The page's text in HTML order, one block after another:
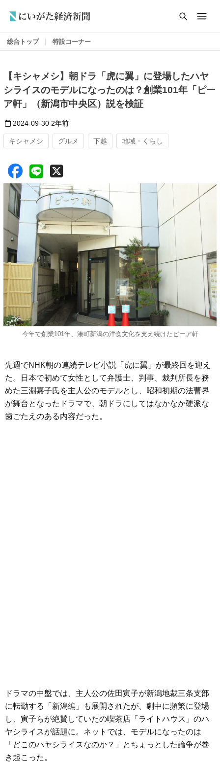
総合トップ 特設コーナー
【キシャメシ】朝ドラ「虎に翼」に登場したハヤ
シライスのモデルになったのは？創業101年「ピー
ア軒」（新潟市中央区）説を検証
2024-09-30 2年前
キシャメシ グルメ 下越 地域・くらし
今年で創業101年、湊町新潟の洋食文化を支え続けたピーア軒
先週でNHK朝の連続テレビ小説「虎に翼」が最終回を迎え
た。日本で初めて女性として弁護士、判事、裁判所長を務
めた三淵嘉子氏を主人公のモデルとし、昭和初期の法曹界
が舞台となったドラマで、朝ドラにしてはなかなか硬派な
歯ごたえのある内容だった。
ドラマの中盤では、主人公の佐田寅子が新潟地裁三条支部
に転勤する「新潟編」も展開されたが、劇中に頻繁に登場
し、寅子らが絶賛していたの喫茶店「ライトハウス」のハ
ヤシライスが話題に。ネットでは、モデルになったのは
「どこのハヤシライスなのか？」とちょっとした論争が巻
き起こった。